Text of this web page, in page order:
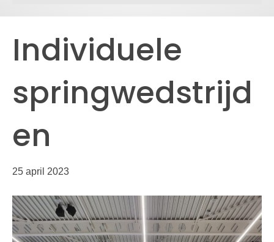
Individuele
springwedstrijd
en
25 april 2023